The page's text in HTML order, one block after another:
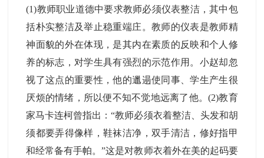
(1)教师职业道德中要求教师必须仪表整洁，其中包
括朴实整洁及举止稳重端庄。教师的仪表是教师精
神面貌的外在体现，是其内在素质的反映和个人修
养的标志，对学生具有强烈的示范作用。小赵却忽
视了这点的重要性，他的邋遢使同事、学生产生很
厌烦的情绪，所以便不知不觉地远离了他。(2)教育
家马卡连柯曾指出：“教师必须衣着整洁、头发和胡
须都要弄得像样，鞋袜洁净，双手清洁，修好指甲
和经常备有手帕。”这是对教师衣着外在美的起码要